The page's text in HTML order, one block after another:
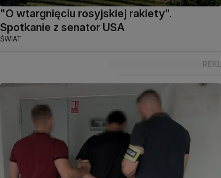
"O wtargnięciu rosyjskiej rakiety".
Spotkanie z senator USA
ŚWIAT